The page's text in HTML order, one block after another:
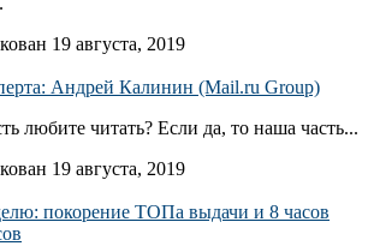
19 августа, 2019
Андрей Калинин (Mail.ru Group)
любите читать? Если да, то наша часть...
19 августа, 2019
покорение ТОПа выдачи и 8 часов